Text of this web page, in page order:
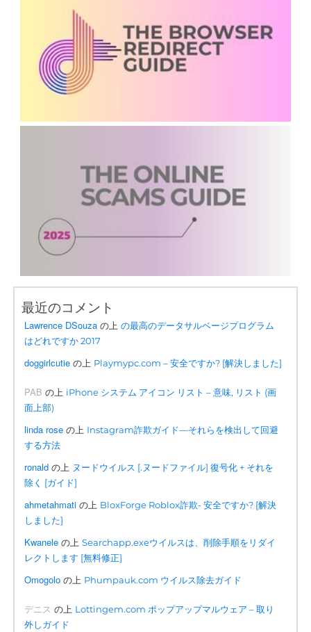
最近のコメント
Lawrence DSouza の上の最高のデータサルベージプログラム
はどれですか 2017
doggirlcutie の上 Playmypc.com – 安全ですか? [解決しました]
PAB の上 iPhone システム アイコン リスト – 意味, リスト (画
面上部)
linda rose の上 Instagram詐欺ガイド—それらを検出して回避
する方法
ronald の上 ヌードウイルス [.ヌードファイル] 復号化 + それを
除く [ガイド]
ahmetahmati の上 BloxForge Roblox詐欺- 安全ですか? [解決
しました]
Kwanele の上Searchapp.exeウイルスは、削除手順をリダイ
レクトします [無料修正]
Omogolo の上 Phumpauk.com ウイルス除去ガイド
デニス の上 Lottingem.com ポップアップマルウェア – 取り
外しガイド